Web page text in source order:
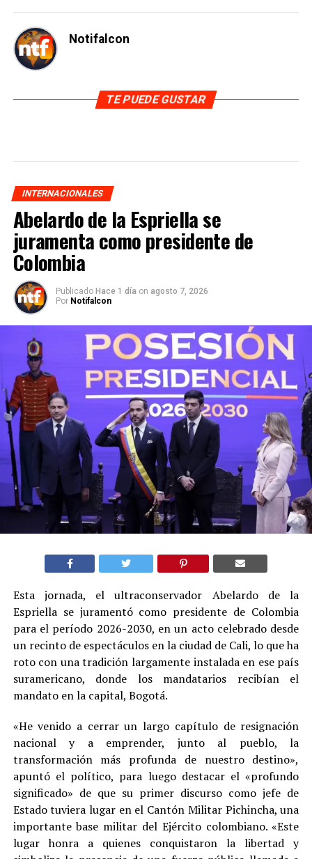
Notifalcon
TE PUEDE GUSTAR
INTERNACIONALES
Abelardo de la Espriella se
juramenta como presidente de
Colombia
Publicado Hace 1 día on agosto 7, 2026
Por Notifalcon
Esta jornada, el ultraconservador Abelardo de la
Espriella se juramentó como presidente de Colombia
para el período 2026-2030, en un acto celebrado desde
un recinto de espectáculos en la ciudad de Cali, lo que ha
roto con una tradición largamente instalada en ese país
suramericano, donde los mandatarios recibían el
mandato en la capital, Bogotá.
«He venido a cerrar un largo capítulo de resignación
nacional y a emprender, junto al pueblo, la
transformación más profunda de nuestro destino»,
apuntó el político, para luego destacar el «profundo
significado» de que su primer discurso como jefe de
Estado tuviera lugar en el Cantón Militar Pichincha, una
importante base militar del Ejército colombiano. «Este
lugar honra a quienes conquistaron la libertad y